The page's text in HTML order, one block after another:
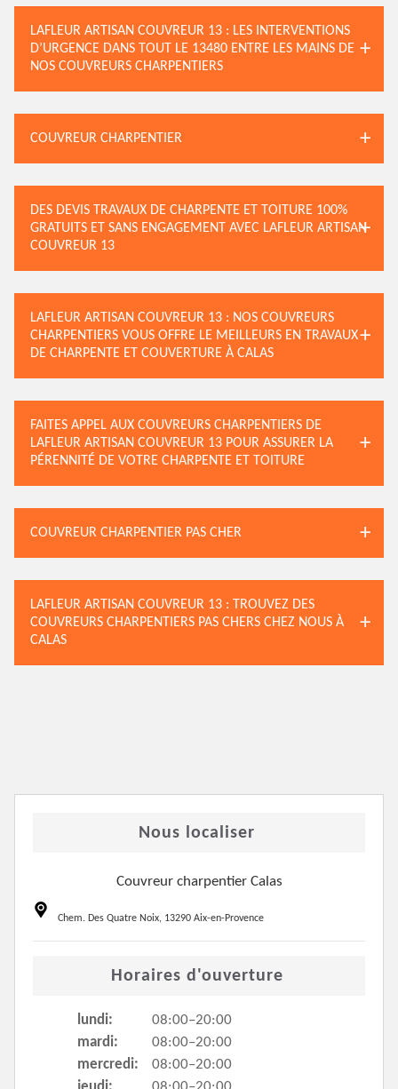
LAFLEUR ARTISAN COUVREUR 13 : LES INTERVENTIONS
D’URGENCE DANS TOUT LE 13480 ENTRE LES MAINS DE
NOS COUVREURS CHARPENTIERS
COUVREUR CHARPENTIER
DES DEVIS TRAVAUX DE CHARPENTE ET TOITURE 100%
GRATUITS ET SANS ENGAGEMENT AVEC LAFLEUR ARTISAN
COUVREUR 13
LAFLEUR ARTISAN COUVREUR 13 : NOS COUVREURS
CHARPENTIERS VOUS OFFRE LE MEILLEURS EN TRAVAUX
DE CHARPENTE ET COUVERTURE À CALAS
FAITES APPEL AUX COUVREURS CHARPENTIERS DE
LAFLEUR ARTISAN COUVREUR 13 POUR ASSURER LA
PÉRENNITÉ DE VOTRE CHARPENTE ET TOITURE
COUVREUR CHARPENTIER PAS CHER
LAFLEUR ARTISAN COUVREUR 13 : TROUVEZ DES
COUVREURS CHARPENTIERS PAS CHERS CHEZ NOUS À
CALAS
Nous localiser
Couvreur charpentier Calas
Chem. Des Quatre Noix, 13290 Aix-en-Provence
Horaires d'ouverture
lundi:
08:00–20:00
mardi:
08:00–20:00
mercredi:
08:00–20:00